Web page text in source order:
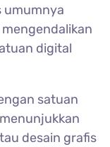
umumnya
digital
satuan
desain grafis